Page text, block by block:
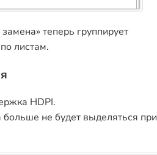
теперь группирует
листам.
HDPI.
не будет выделяться при